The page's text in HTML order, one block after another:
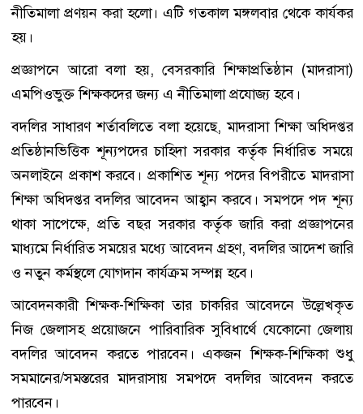
নীতিমালা প্রণয়ন করা হলো। এটি গতকাল মঙ্গলবার থেকে কার্যকর
হয়।
প্রজ্ঞাপনে আরো বলা হয়, বেসরকারি শিক্ষাপ্রতিষ্ঠান (মাদরাসা)
এমপিওভুক্ত শিক্ষকদের জন্য এ নীতিমালা প্রযোজ্য হবে।
বদলির সাধারণ শর্তাবলিতে বলা হয়েছে, মাদরাসা শিক্ষা অধিদপ্তর
প্রতিষ্ঠানভিত্তিক শূন্যপদের চাহিদা সরকার কর্তৃক নির্ধারিত সময়ে
অনলাইনে প্রকাশ করবে। প্রকাশিত শূন্য পদের বিপরীতে মাদরাসা
শিক্ষা অধিদপ্তর বদলির আবেদন আহ্বান করবে। সমপদে পদ শূন্য
থাকা সাপেক্ষে, প্রতি বছর সরকার কর্তৃক জারি করা প্রজ্ঞাপনের
মাধ্যমে নির্ধারিত সময়ের মধ্যে আবেদন গ্রহণ, বদলির আদেশ জারি
ও নতুন কর্মস্থলে যোগদান কার্যক্রম সম্পন্ন হবে।
আবেদনকারী শিক্ষক-শিক্ষিকা তার চাকরির আবেদনে উল্লেখকৃত
নিজ জেলাসহ প্রয়োজনে পারিবারিক সুবিধার্থে যেকোনো জেলায়
বদলির আবেদন করতে পারবেন। একজন শিক্ষক-শিক্ষিকা শুধু
সমমানের/সমস্তরের মাদরাসায় সমপদে বদলির আবেদন করতে
পারবেন।